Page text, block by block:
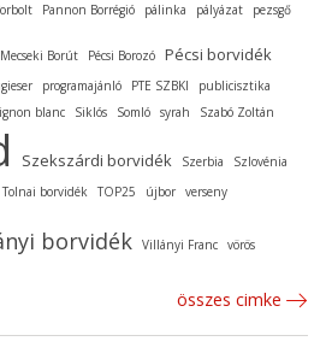
Pannon Borrégió pálinka pályázat pezsgő
Mecseki Borút Pécsi Borozó Pécsi borvidék
programajánló PTE SZBKI
publicisztika
blanc Siklós Somló syrah Szabó Zoltán
Szekszárdi borvidék Szerbia Szlovénia
Tolnai borvidék TOP25 újbor verseny
borvidék Villányi Franc vörös
összes cimke